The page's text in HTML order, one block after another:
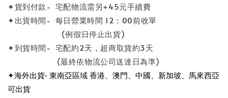
✦貨到付款- 宅配物流需另+45元手續費
✦出貨時間- 每日營業時間 12：00前收單
(例假日停止出貨)
✦到貨時間- 宅配約2天，超商取貨約3天
(最終依物流公司送達日為準)
✦海外出貨- 東南亞區域 香港、澳門、中國、新加坡、馬來西亞
可出貨